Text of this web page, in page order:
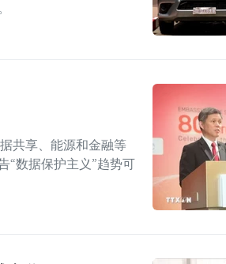
共享、能源和金融等
“数据保护主义”趋势可